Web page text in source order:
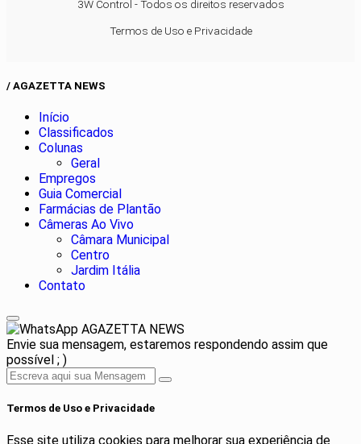
3W Control - Todos os direitos reservados
Termos de Uso e Privacidade
/ AGAZETTA NEWS
Início
Classificados
Colunas
Geral
Empregos
Guia Comercial
Farmácias de Plantão
Câmeras Ao Vivo
Câmara Municipal
Centro
Jardim Itália
Contato
AGAZETTA NEWS
Envie sua mensagem, estaremos respondendo assim que
possível ; )
Termos de Uso e Privacidade
Esse site utiliza cookies para melhorar sua experiência de